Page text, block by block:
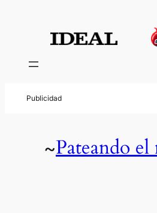
contenido
~Pateando